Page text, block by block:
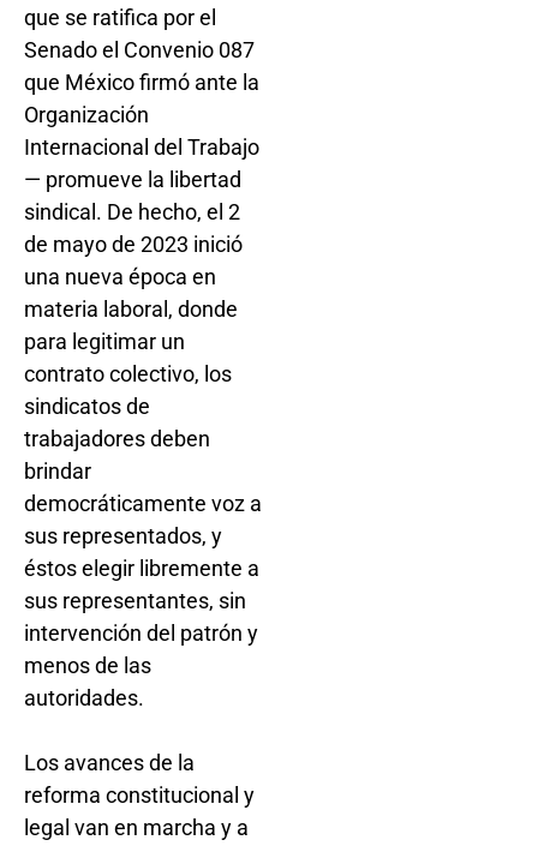
que se ratifica por el
Senado el Convenio 087
que México firmó ante la
Organización
Internacional del Trabajo
— promueve la libertad
sindical. De hecho, el 2
de mayo de 2023 inició
una nueva época en
materia laboral, donde
para legitimar un
contrato colectivo, los
sindicatos de
trabajadores deben
brindar
democráticamente voz a
sus representados, y
éstos elegir libremente a
sus representantes, sin
intervención del patrón y
menos de las
autoridades.
Los avances de la
reforma constitucional y
legal van en marcha y a